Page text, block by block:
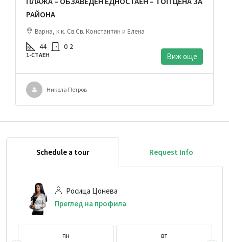
РАЙОНА
Варна, к.к. Св.Св. Константин и Елена
44 0 2
1-СТАЕН Виж още
Никола Петров
Schedule a tour Request Info
Росица Цонева
Преглед на профила
пн вт